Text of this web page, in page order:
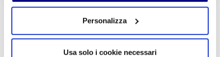
Personalizza
Usa solo i cookie necessari